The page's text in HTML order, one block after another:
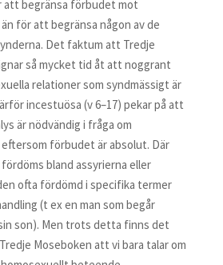
att begränsa förbudet mot
för att begränsa någon av de
Det faktum att Tredje
så mycket tid åt att noggrant
relationer som syndmässigt är
incestuösa (v 6–17) pekar på att
är nödvändig i fråga om
förbudet är absolut. Där
bland assyrierna eller
ofta fördömd i specifika termer
(t ex en man som begår
son). Men trots detta finns det
Moseboken att vi bara talar om